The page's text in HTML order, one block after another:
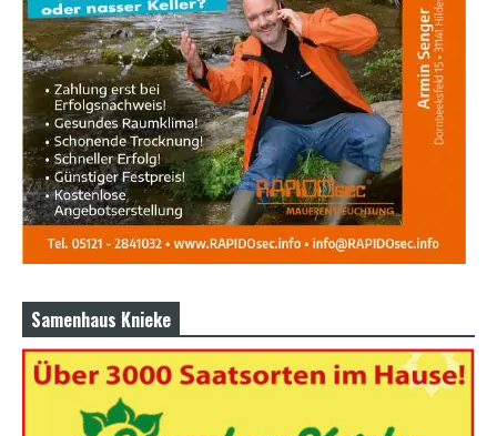
Samenhaus Knieke